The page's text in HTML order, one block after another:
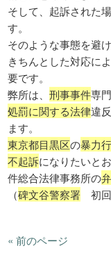
そして、起訴された
す。
そのような事態を避
きちんとした対応に
要です。
弊所は、刑事事件専
処罰に関する法律違
ます。
東京都目黒区の暴力
不起訴になりたいと
件総合法律事務所の
（碑文谷警察署 初
« 前のページ